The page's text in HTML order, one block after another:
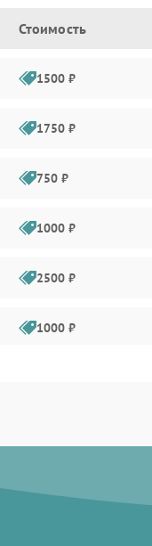
Стоимость
1500 ₽
1750 ₽
750 ₽
1000 ₽
2500 ₽
1000 ₽
1000 ₽